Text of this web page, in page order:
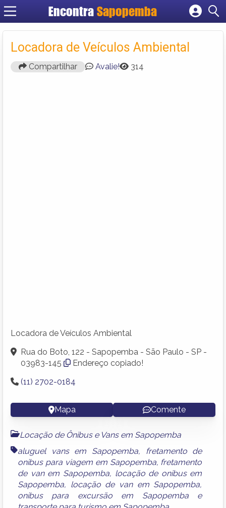
Encontra Sapopemba
Cadastrar empresa
Criar conta
Locadora de Veículos Ambiental
Compartilhar Avalie! 314
Locadora de Veículos Ambiental
Rua do Boto, 122 - Sapopemba - São Paulo - SP -
03983-145
Endereço copiado!
(11) 2702-0184
Mapa Comente
Locação de Ônibus e Vans em Sapopemba
aluguel vans em Sapopemba,
fretamento de
onibus para viagem em Sapopemba, fretamento
de van em Sapopemba, locação de onibus em
Sapopemba, locação de van em Sapopemba,
onibus para excursão em Sapopembae